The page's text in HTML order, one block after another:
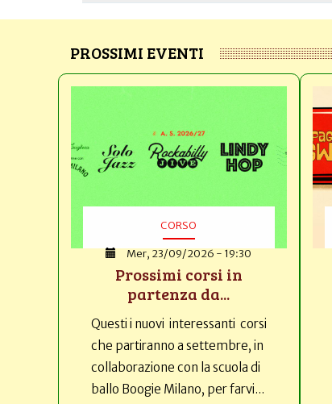
PROSSIMI EVENTI
CORSO
Mer, 23/09/2026 - 19:30
Prossimi corsi in
partenza da...
Questi i nuovi interessanti corsi
che partiranno a settembre, in
collaborazione con la scuola di
ballo Boogie Milano, per farvi...